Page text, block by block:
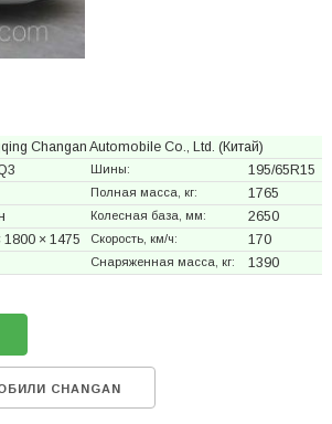
Changan Automobile Co., Ltd. (Китай)
Шины: 195/65R15
Полная масса, кг: 1765
Колесная база, мм: 2650
1800 × 1475 Скорость, км/ч: 170
Снаряженная масса, кг: 1390
CHANGAN